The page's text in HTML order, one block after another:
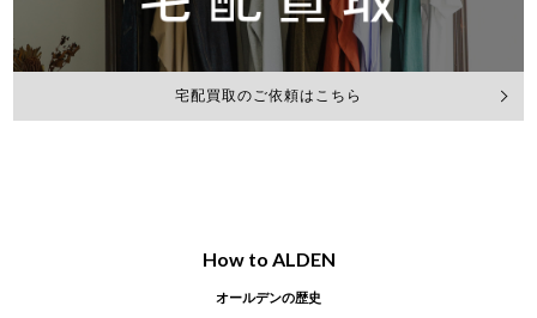
2026年6月買取
カインドオル四ツ橋北堀江店でオールデン
2026年6月買取
宅配買取のご依頼はこちら
How to ALDEN
オールデンの歴史